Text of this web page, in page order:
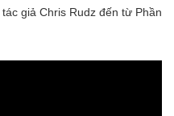
giả Chris Rudz đến từ Phần